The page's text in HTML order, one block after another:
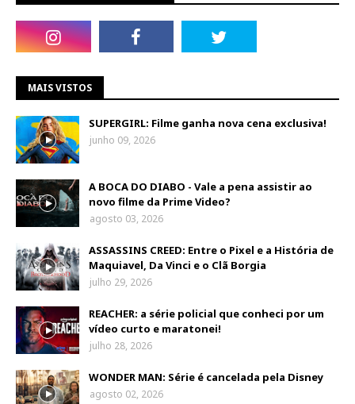
MAIS VISTOS
SUPERGIRL: Filme ganha nova cena exclusiva!
junho 09, 2026
A BOCA DO DIABO - Vale a pena assistir ao
novo filme da Prime Video?
agosto 03, 2026
ASSASSINS CREED: Entre o Pixel e a História de
Maquiavel, Da Vinci e o Clã Borgia
julho 29, 2026
REACHER: a série policial que conheci por um
vídeo curto e maratonei!
julho 28, 2026
WONDER MAN: Série é cancelada pela Disney
agosto 02, 2026